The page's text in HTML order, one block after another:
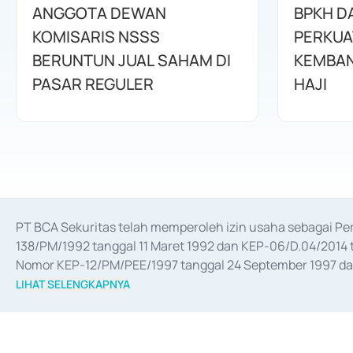
ANGGOTA DEWAN
KOMISARIS NSSS
BERUNTUN JUAL SAHAM DI
PASAR REGULER
BPKH
HAJI
PT BCA Sekuritas telah memperoleh izin usaha sebagai
138/PM/1992 tanggal 11 Maret 1992 dan KEP-06/D.04/
Nomor KEP-12/PM/PEE/1997 tanggal 24 September 1997
merger, akuisisi, divestasi, dan
LIHAT SELENGKAPNYA